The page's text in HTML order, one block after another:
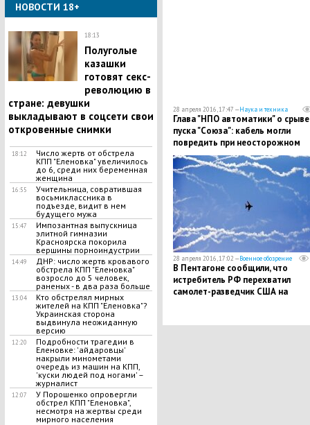
НОВОСТИ 18+
18:13
Полуголые
казашки
готовят секс-
революцию в
стране: девушки
выкладывают в соцсети свои
откровенные снимки
18:12
Число жертв от обстрела
КПП "Еленовка" увеличилось
до 6, среди них беременная
женщина
16:55
Учительница, совратившая
восьмиклассника в
подъезде, видит в нем
будущего мужа
15:47
Импозантная выпускница
элитной гимназии
Красноярска покорила
вершины порноиндустрии
14:49
ДНР: число жертв кровавого
обстрела КПП "Еленовка"
возросло до 5 человек,
раненых - в два раза больше
13:04
Кто обстрелял мирных
жителей на КПП "Еленовка"?
Украинская сторона
выдвинула неожиданную
версию
12:20
Подробности трагедии в
Еленовке: 'айдаровцы'
накрыли минометами
очередь из машин на КПП,
'куски людей под ногами' –
журналист
12:07
У Порошенко опровергли
обстрел КПП "Еленовка",
несмотря на жертвы среди
мирного населения
28 апреля 2016, 17:47 —Наука и техника
Глава "НПО автоматики" о срыве
пуска "Союза": кабель могли
повредить при неосторожном
обращении
28 апреля 2016, 17:02 —Военное обозрение
В Пентагоне сообщили, что
истребитель РФ перехватил
самолет-разведчик США на